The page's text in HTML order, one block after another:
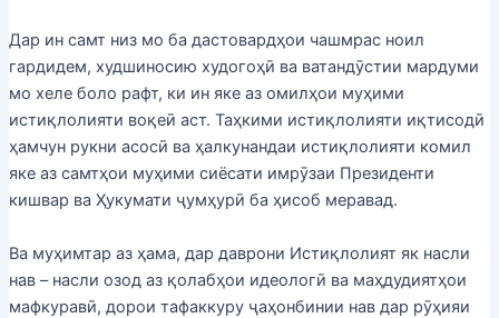
Дар ин самт низ мо ба дастовардҳои чашмрас ноил
гардидем, худшиносию худогоҳӣ ва ватандӯстии мардуми
мо хеле боло рафт, ки ин яке аз омилҳои муҳими
истиқлолияти воқеӣ аст. Таҳкими истиқлолияти иқтисодӣ
ҳамчун рукни асосӣ ва ҳалкунандаи истиқлолияти комил
яке аз самтҳои муҳими сиёсати имрӯзаи Президенти
кишвар ва Ҳукумати ҷумҳурӣ ба ҳисоб меравад.
Ва муҳимтар аз ҳама, дар даврони Истиқлолият як насли
нав – насли озод аз қолабҳои идеологӣ ва маҳдудиятҳои
мафкуравӣ, дорои тафаккуру ҷаҳонбинии нав дар рӯҳияи